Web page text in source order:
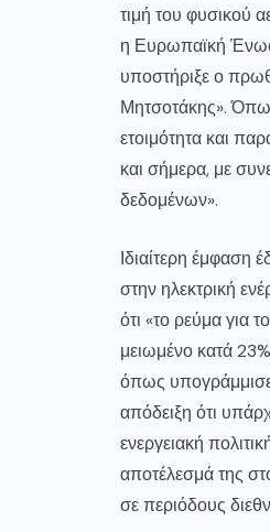
τιμή του φυσικού
η Ευρωπαϊκή
υποστήριξε ο
Μητσοτάκης».
ετοιμότητα και
και σήμερα, με
δεδομένων».
Ιδιαίτερη έμφαση
στην ηλεκτρική
ότι «το ρεύμα για
μειωμένο κατά
όπως
απόδειξη ότι
ενεργειακή
αποτέλεσμά της
σε περιόδους